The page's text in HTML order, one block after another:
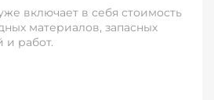
включает в себя стоимость
материалов, запасных
и работ.